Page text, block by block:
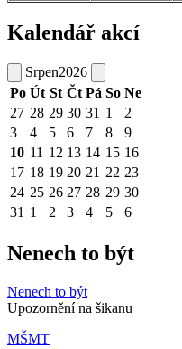
Kalendář akcí
Srpen2026
Po Út St Čt Pá So Ne
27 28 29 30 31 1
2
3
4 5 6 7 8
9
10 11 12 13 14 15 16
17 18 19 20 21 22 23
24 25 26 27 28 29 30
31 1 2 3 4 5 6
Nenech to být
Nenech to být
Upozornění na šikanu
MŠMT